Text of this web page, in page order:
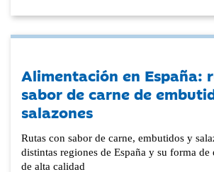
Alimentación en España:
sabor de carne de
salazones
Rutas con sabor de carne, embutidos y
distintas regiones de España y su forma
de alta calidad